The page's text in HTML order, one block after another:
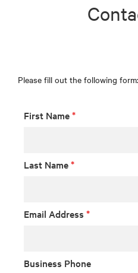
Please fill out the following form:
First Name*
Last Name*
Email Address *
Business Phone